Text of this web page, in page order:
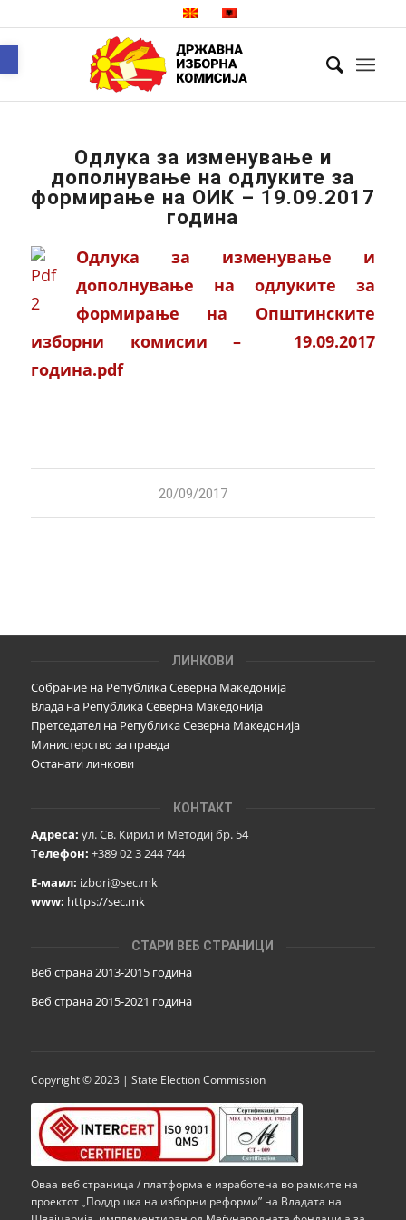
Одлука за изменување и
дополнување на одлуките за
формирање на ОИК – 19.09.2017
година
Одлука за изменување и
дополнување на одлуките за
формирање на Општинските
изборни комисии – 19.09.2017
година.pdf
20/09/2017
/
ЛИНКОВИ
Собрание на Република Северна Македонија
Влада на Република Северна Македонија
Претседател на Република Северна Македонија
Министерство за правда
Останати линкови
КОНТАКТ
Адреса: ул. Св. Кирил и Методиј бр. 54
Телефон: +389 02 3 244 744
Е-маил: izbori@sec.mk
www: https://sec.mk
СТАРИ ВЕБ СТРАНИЦИ
Веб страна 2013-2015 година
Веб страна 2015-2021 година
Copyright © 2023 | State Election Commission
Оваа веб страница / платформа е изработена во рамките на
проектот „Поддршка на изборни реформи” на Владата на
Open toolbar